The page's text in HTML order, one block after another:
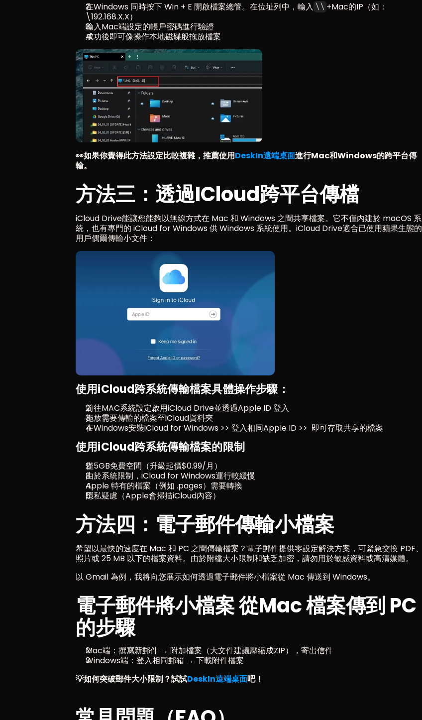
在Windows 同時按下 Win + E 開啟檔案總管。在位址列中，輸入 \\ +Mac的IP（如：
\192.168.X.X）
輸入Mac端設定的帳戶密碼進行驗證
成功後即可像操作本地磁碟般拖放檔案
👀如果你覺得此方法設定比較複雜，推薦使用DeskIn遠端桌面進行Mac和Windows的跨平台傳
輸。
方法三：透過iCloud跨平台傳檔
iCloud Drive能讓您能夠以無線方式在 Mac 和 Windows 之間共享檔案。它不僅內建於 macOS 系
統，也有專門的 iCloud for Windows 供 Windows 系統使用。iCloud Drive適合已使用蘋果生態的
用戶偶爾傳輸小文件：
使用iCloud跨系統傳輸檔案具體操作步驟：
前往MAC系統設定啟用iCloud Drive並透過Apple ID 登入
拖放需要傳輸的檔案至iCloud資料夾
在Windows安裝iCloud for Windows >> 登入相同Apple ID >>  即可存取共享的檔案
使用iCloud跨系統傳輸檔案的限制
僅5GB免費空間（升級起價$0.99/月）
由於系統限制，iCloud for Windows運行較緩慢
Apple 特有的檔案（例如 .pages）需要轉換
隱私疑慮（Apple會掃描iCloud內容）
方法四：電子郵件傳輸小檔案
希望以最快的速度在 Mac 和 PC 之間傳輸檔案？電子郵件提供零設定解決方案，可緊急交換 PDF、
照片或 25 MB 以下的檔案資料。由於附檔大小限制和缺乏加密，請勿用於敏感資料或高清媒體。
以 Gmail 為例，我將向您展示如何透過電子郵件將小檔案從 Mac 傳送到 Windows。
電子郵件將小檔案 從Mac 檔案傳到 PC
的步驟
Mac端：撰寫新郵件 → 附加檔案（大文件建議壓縮成ZIP），寄出信件
Windows端：登入相同郵箱 → 下載附件檔案
💡如何突破郵件大小限制？試試DeskIn遠端桌面吧！